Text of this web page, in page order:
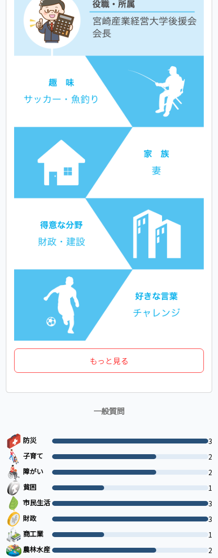
もっと見る
一般質問
防災
3
子育て
2
障がい
2
貧困
1
市民生活
3
財政
3
商工業
1
農林水産
2